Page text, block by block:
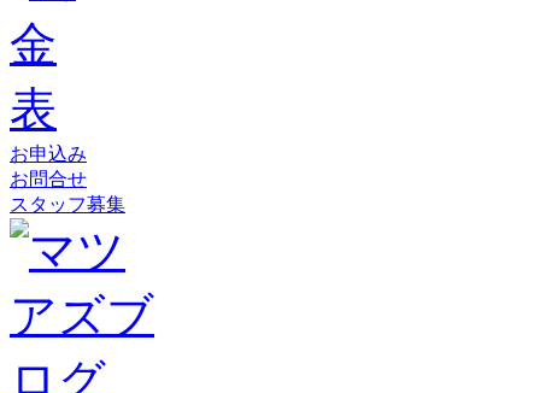
お申込み
お問合せ
スタッフ募集